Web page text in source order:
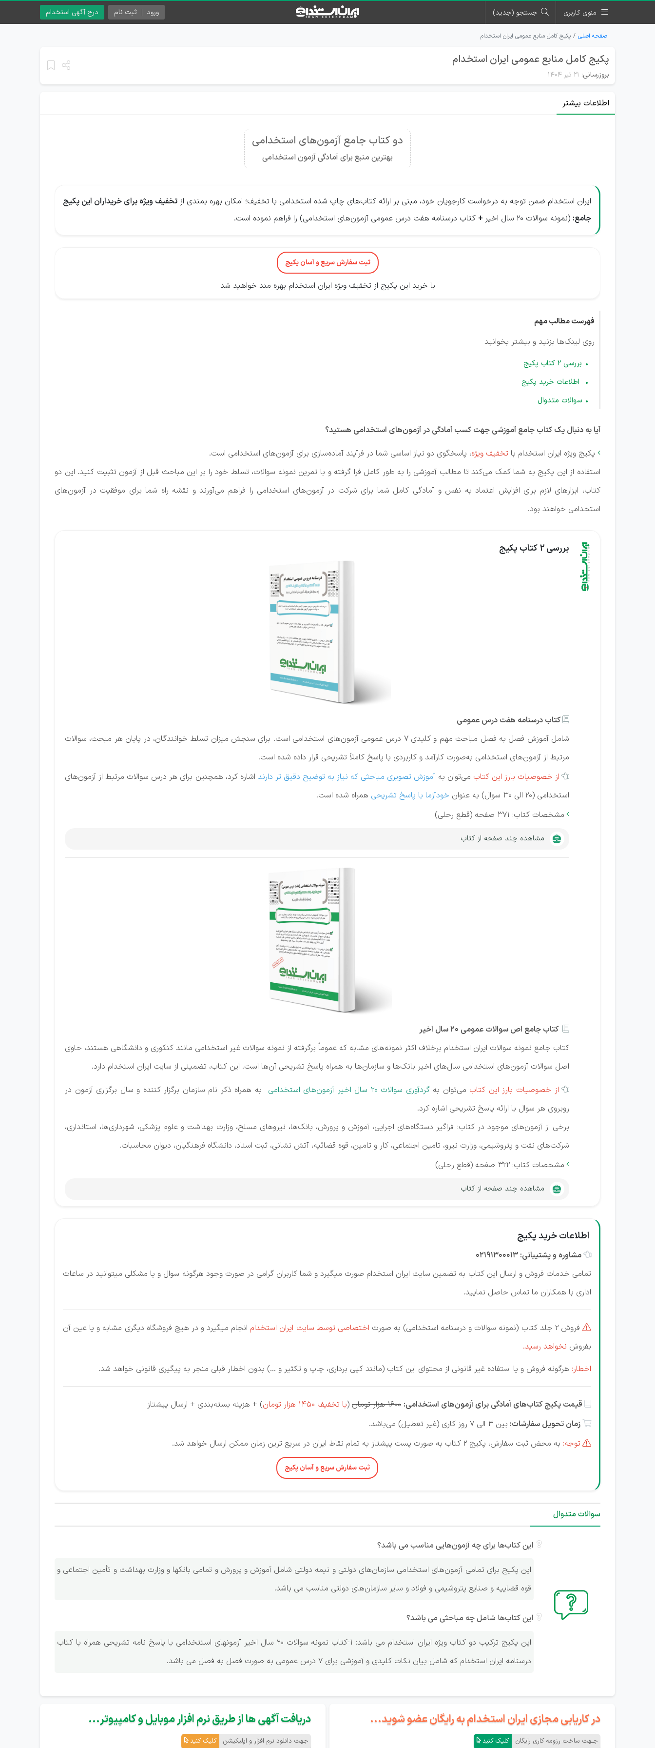
منوی کاربری جستجو (جدید) درج آگهی استخدام ورود ثبت نام
صفحه اصلی پکیج کامل منابع عمومی ایران استخدام
پکیج کامل منابع عمومی ایران استخدام
بروزرسانی: ۲۱ تیر ۱۴۰۴
اطلاعات بیشتر
دو کتاب جامع آزمون‌های استخدامی
بهترین منبع برای آمادگی آزمون استخدامی
ایران استخدام ضمن توجه به درخواست کارجویان خود، مبنی بر ارائه کتاب‌های چاپ شده استخدامی با تخفیف؛ امکان بهره بمندی از تخفیف ویژه برای خریداران این پکیج
جامع: (نمونه سوالات 20 سال اخیر + کتاب درسنامه هفت درس عمومی آزمون‌های استخدامی) را فراهم نموده است.
ثبت سفارش سریع و آسان پکیج
با خرید این پکیج از تخفیف ویژه ایران استخدام بهره مند خواهید شد
فهرست مطالب مهم
روی لینک‌ها بزنید و بیشتر بخوانید
بررسی 2 کتاب پکیج
اطلاعات خرید پکیج
سوالات متدوال
آیا به دنبال یک کتاب جامع آموزشی جهت کسب آمادگی در آزمون‌های استخدامی هستید؟
 پکیج ویژه ایران استخدام با تخفیف ویژه، پاسخگوی دو نیاز اساسی شما در فرآیند آماده‌سازی برای آزمون‌های استخدامی است.
استفاده از این پکیج به شما کمک می‌کند تا مطالب آموزشی را به طور کامل فرا گرفته و با تمرین نمونه سوالات، تسلط خود را بر این مباحث قبل از آزمون تثبیت کنید. این دو
کتاب، ابزارهای لازم برای افزایش اعتماد به نفس و آمادگی کامل شما برای شرکت در آزمون‌های استخدامی را فراهم می‌آورند و نقشه راه شما برای موفقیت در آزمون‌های
استخدامی خواهند بود.
بررسی 2 کتاب پکیج
 کتاب درسنامه هفت درس عمومی
شامل آموزش فصل به فصل مباحث مهم و کلیدی 7 درس عمومی آزمون‌های استخدامی است. برای سنجش میزان تسلط خوانندگان، در پایان هر مبحث، سوالات
مرتبط از آزمون‌های استخدامی به‌صورت کارآمد و کاربردی با پاسخ کاملاً تشریحی قرار داده شده است.
 از خصوصیات بارز این کتاب می‌توان به آموزش تصویری مباحثی که نیاز به توضیح دقیق تر دارند اشاره کرد، همچنین برای هر درس سوالات مرتبط از آزمون‌های
استخدامی (20 الی 30 سوال) به عنوان
خودآزما با پاسخ تشریحی همراه شده است.
 مشخصات کتاب: 371 صفحه (قطع رحلی)
مشاهده چند صفحه از کتاب

کتاب جامع اص سوالات عمومی 20 سال اخیر
کتاب جامع نمونه سوالات ایران استخدام برخلاف اکثر نمونه‌های مشابه که عموماً برگرفته از نمونه سوالات غیر استخدامی مانند کنکوری و دانشگاهی هستند، حاوی
اصل سوالات آزمون‌های استخدامی سال‌های اخیر بانک‌ها و سازمان‌ها به همراه پاسخ تشریحی آن‌ها است. این کتاب، تضمینی از سایت ایران استخدام دارد.
 از خصوصیات بارز این کتاب می‌توان به گردآوری سوالات 20 سال اخیر آزمون‌های استخدامی
به همراه ذکر نام سازمان برگزار کننده و سال برگزاری آزمون در
روبروی هر سوال با ارائه پاسخ تشریحی اشاره کرد.
برخی از آزمون‌های موجود در کتاب: فراگیر دستگاه‌های اجرایی، آموزش و پرورش، بانک‌ها، نیروهای مسلح، وزارت بهداشت و علوم پزشکی‌، شهرداری‌ها، استانداری،
شرکت‌های نفت و پتروشیمی‌، وزارت نیرو، تامین اجتماعی، کار و تامین، قوه قضائیه، آتش نشانی، ثبت اسناد، دانشگاه فرهنگیان، دیوان محاسبات.
 مشخصات کتاب: 322 صفحه (قطع رحلی)
مشاهده چند صفحه از کتاب
اطلاعات خرید پکیج
 مشاوره و پشتیبانی: 02191300013
تمامی خدمات فروش و ارسال این کتاب به تضمین سایت ایران استخدام صورت میگیرد و شما کاربران گرامی در صورت وجود هرگونه سوال و یا مشکلی میتوانید در ساعات
اداری با همکاران ما تماس حاصل نمایید.
فروش 2 جلد کتاب (نمونه سوالات و درسنامه استخدامی) به صورت اختصاصی توسط سایت ایران استخدام انجام میگیرد و در هیچ فروشگاه دیگری مشابه و یا عین آن
بفروش نخواهد رسید.
اخطار: هرگونه فروش و یا استفاده غیر قانونی از محتوای این کتاب (مانند کپی برداری، چاپ و تکثیر و …) بدون اخطار قبلی منجر به پیگیری قانونی خواهد شد.
 قیمت پکیج کتاب‌های آمادگی برای آزمون‌های استخدامی: 1600 هزار تومان (با تخفیف 1450 هزار تومان ) + هزینه بسته‌بندی + ارسال پیشتاز
 زمان تحویل سفارشات: بین 3 الی 7 روز کاری (غیر تعطیل) می‌باشد.
 توجه: به محض ثبت سفارش، پکیج 2 کتاب به صورت پست پیشتاز به تمام نقاط ایران در سریع ترین زمان ممکن ارسال خواهد شد.
ثبت سفارش سریع و آسان پکیج
سوالات متدوال
این کتاب‌ها برای چه آزمون‌هایی مناسب می باشد؟
این پکیج برای تمامی آزمون‌های استخدامی سازمان‌های دولتی و نیمه دولتی شامل آموزش و پرورش و تمامی بانکها و وزارت بهداشت و تأمین اجتماعی و
قوه قضاییه و صنایع پتروشیمی و فولاد و سایر سازمان‌های دولتی مناسب می باشد.
این کتاب‌ها شامل چه مباحثی می باشد؟
این پکیج ترکیب دو کتاب ویژه ایران استخدام می باشد: 1-کتاب نمونه سوالات 20 سال اخیر آزمونهای استتخدامی با پاسخ نامه تشریحی همراه با کتاب
درسنامه ایران استخدام که شامل بیان نکات کلیدی و آموزشی برای 7 درس عمومی به صورت فصل به فصل می باشد.
در کاریابی مجازی ایران استخدام به رایگان عضو شوید...
جـهت ساخت رزومه کاری رایگان کلیک کنید
دریافت آگهی ها از طریق نرم افزار موبایل و کامپیوتر...
جهت دانلود نرم افزار و اپلیکیشن کلیک کنید